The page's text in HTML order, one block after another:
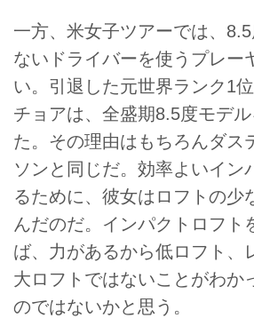
一方、米女子ツアーでは、
ないドライバーを使うプレー
い。引退した元世界ランク1
チョアは、全盛期8.5度モデ
た。その理由はもちろんダス
ソンと同じだ。効率よいイン
るために、彼女はロフトの少
んだのだ。インパクトロフト
ば、力があるから低ロフト、
大ロフトではないことがわか
のではないかと思う。